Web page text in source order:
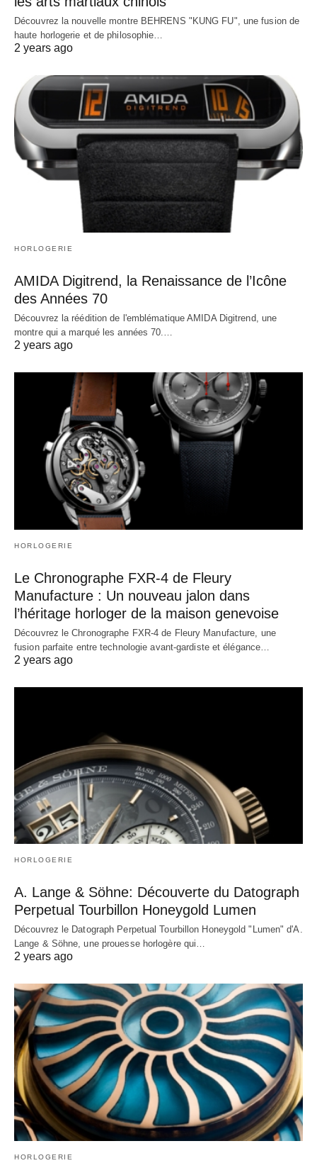
Découvrez la nouvelle montre BEHRENS "KUNG FU", une fusion de
haute horlogerie et de philosophie…
2 years ago
HORLOGERIE
AMIDA Digitrend, la Renaissance de l’Icône
des Années 70
Découvrez la réédition de l'emblématique AMIDA Digitrend, une
montre qui a marqué les années 70.…
2 years ago
HORLOGERIE
Le Chronographe FXR-4 de Fleury
Manufacture : Un nouveau jalon dans
l’héritage horloger de la maison genevoise
Découvrez le Chronographe FXR-4 de Fleury Manufacture, une
fusion parfaite entre technologie avant-gardiste et élégance…
2 years ago
HORLOGERIE
A. Lange & Söhne: Découverte du Datograph
Perpetual Tourbillon Honeygold Lumen
Découvrez le Datograph Perpetual Tourbillon Honeygold "Lumen" d'A.
Lange & Söhne, une prouesse horlogère qui…
2 years ago
HORLOGERIE